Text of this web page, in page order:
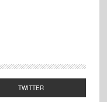
TWITTER